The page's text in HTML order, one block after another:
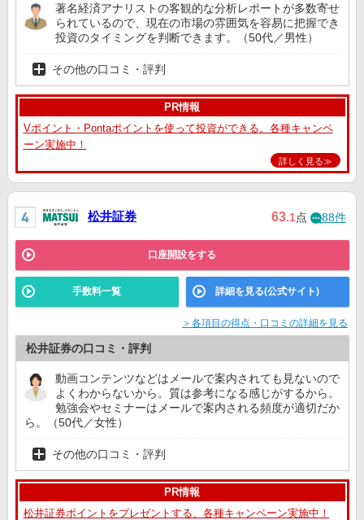
著名経済アナリストの客観的な分析レポートが多数寄せ
られているので、現在の市場の雰囲気を容易に把握でき
投資のタイミングを判断できます。（50代／男性）
その他の口コミ・評判
PR情報
Vポイント・Pontaポイントを使って投資ができる。各種キャンペ
ーン実施中！
詳しく見る≫
松井証券 63.1点 88件
口座開設をする
手数料一覧 詳細を見る(公式サイト)
＞各項目の得点・口コミの詳細を見る
松井証券の口コミ・評判
動画コンテンツなどはメールで案内されても見ないので
よくわからないから。質は参考になる感じがするから。
勉強会やセミナーはメールで案内される頻度が適切だか
ら。（50代／女性）
その他の口コミ・評判
PR情報
松井証券ポイントをプレゼントする、各種キャンペーン実施中！